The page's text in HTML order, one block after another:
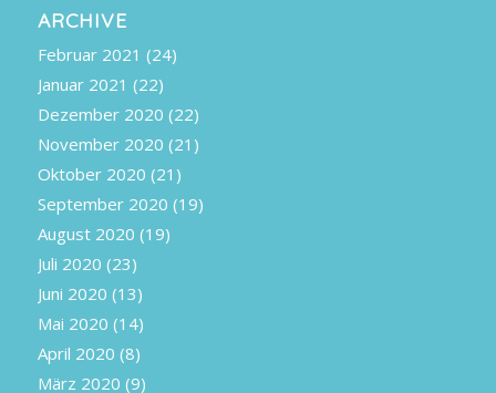
ARCHIVE
Februar 2021 (24)
Januar 2021 (22)
Dezember 2020 (22)
November 2020 (21)
Oktober 2020 (21)
September 2020 (19)
August 2020 (19)
Juli 2020 (23)
Juni 2020 (13)
Mai 2020 (14)
April 2020 (8)
März 2020 (9)